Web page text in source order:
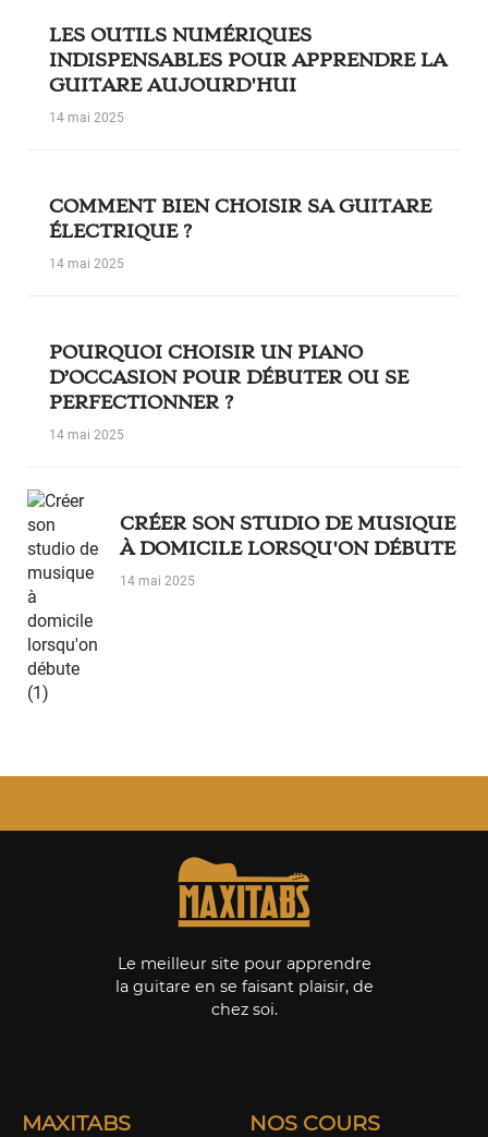
LES OUTILS NUMÉRIQUES
INDISPENSABLES POUR APPRENDRE LA
GUITARE AUJOURD'HUI
14 mai 2025
COMMENT BIEN CHOISIR SA GUITARE
ÉLECTRIQUE ?
14 mai 2025
POURQUOI CHOISIR UN PIANO
D’OCCASION POUR DÉBUTER OU SE
PERFECTIONNER ?
14 mai 2025
CRÉER SON STUDIO DE MUSIQUE
À DOMICILE LORSQU'ON DÉBUTE
14 mai 2025
Le meilleur site pour apprendre
la guitare en se faisant plaisir, de
chez soi.
MAXITABS NOS COURS